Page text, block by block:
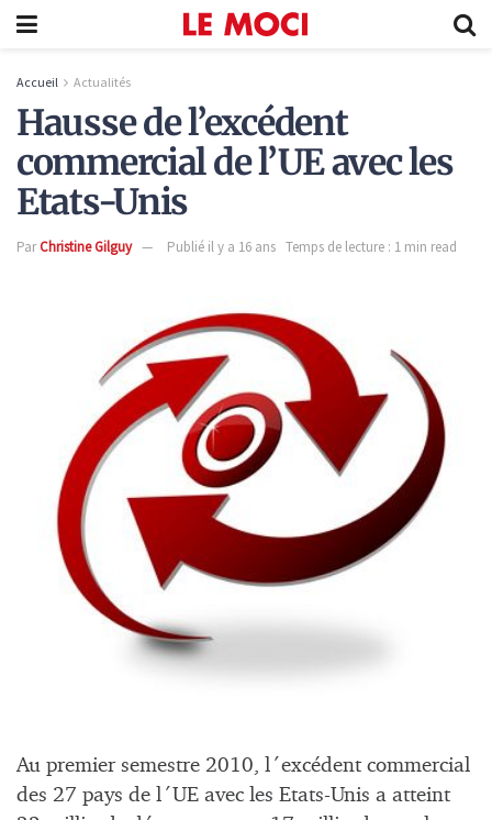
Accueil Actualités
Hausse de l’excédent
commercial de l’UE avec les
Etats-Unis
ParChristine Gilguy Publié il y a 16 ans Temps de lecture : 1 min read
Au premier semestre 2010, l´excédent commercial
des 27 pays de l´UE avec les Etats-Unis a atteint